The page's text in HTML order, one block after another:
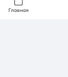
О компании
Продукция
Главная